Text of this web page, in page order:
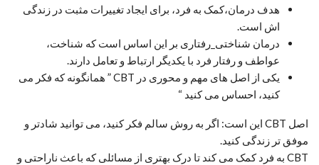
هدف درمان،کمک به فرد، برای ایجاد تغییرات مثبت در زندگی
اش است.
درمان شناختی_رفتاری بر این اساس است که شناخت،
عواطف و رفتار فرد با یکدیگر ارتباط و تعامل دارند.
یکی از اصل های مهم و محوری در CBT ” همانگونه که فکر می
کنید، احساس می کنید “
اصل CBT این است: اگر به روش سالم فکر کنید، می توانید شادتر و
موفق تر زندگی کنید.
CBT به فرد کمک می کند تا درک بهتری از مسائلی که باعث ناراحتی و